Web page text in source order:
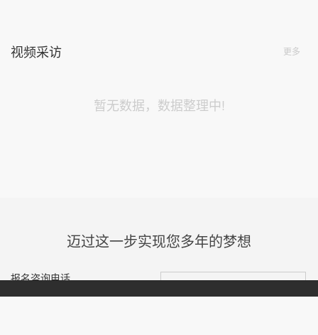
更多
视频采访
暂无数据，数据整理中!
迈过这一步实现您多年的梦想
报名咨询电话
0755-84828466